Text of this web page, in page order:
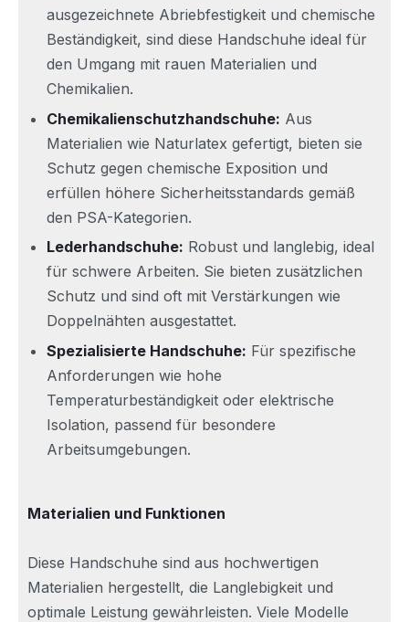
ausgezeichnete Abriebfestigkeit und chemische
Beständigkeit, sind diese Handschuhe ideal für
den Umgang mit rauen Materialien und
Chemikalien.
Chemikalienschutzhandschuhe: Aus
Materialien wie Naturlatex gefertigt, bieten sie
Schutz gegen chemische Exposition und
erfüllen höhere Sicherheitsstandards gemäß
den PSA-Kategorien.
Lederhandschuhe: Robust und langlebig, ideal
für schwere Arbeiten. Sie bieten zusätzlichen
Schutz und sind oft mit Verstärkungen wie
Doppelnähten ausgestattet.
Spezialisierte Handschuhe: Für spezifische
Anforderungen wie hohe
Temperaturbeständigkeit oder elektrische
Isolation, passend für besondere
Arbeitsumgebungen.
Materialien und Funktionen
Diese Handschuhe sind aus hochwertigen
Materialien hergestellt, die Langlebigkeit und
optimale Leistung gewährleisten. Viele Modelle